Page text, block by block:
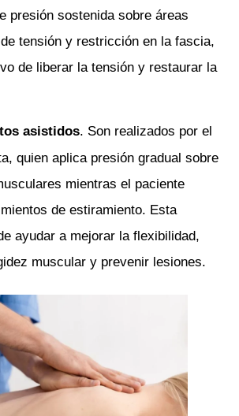
presión sostenida sobre áreas
tensión y restricción en la fascia,
de liberar la tensión y restaurar la
asistidos. Son realizados por el
quien aplica presión gradual sobre
mientras el paciente
de estiramiento. Esta
ayudar a mejorar la flexibilidad,
muscular y prevenir lesiones.